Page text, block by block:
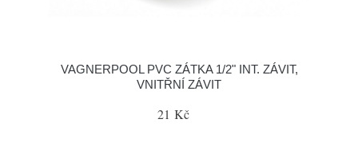
VAGNERPOOL PVC ZÁTKA 1/2" INT. ZÁVIT,
VNITŘNÍ ZÁVIT
21 Kč